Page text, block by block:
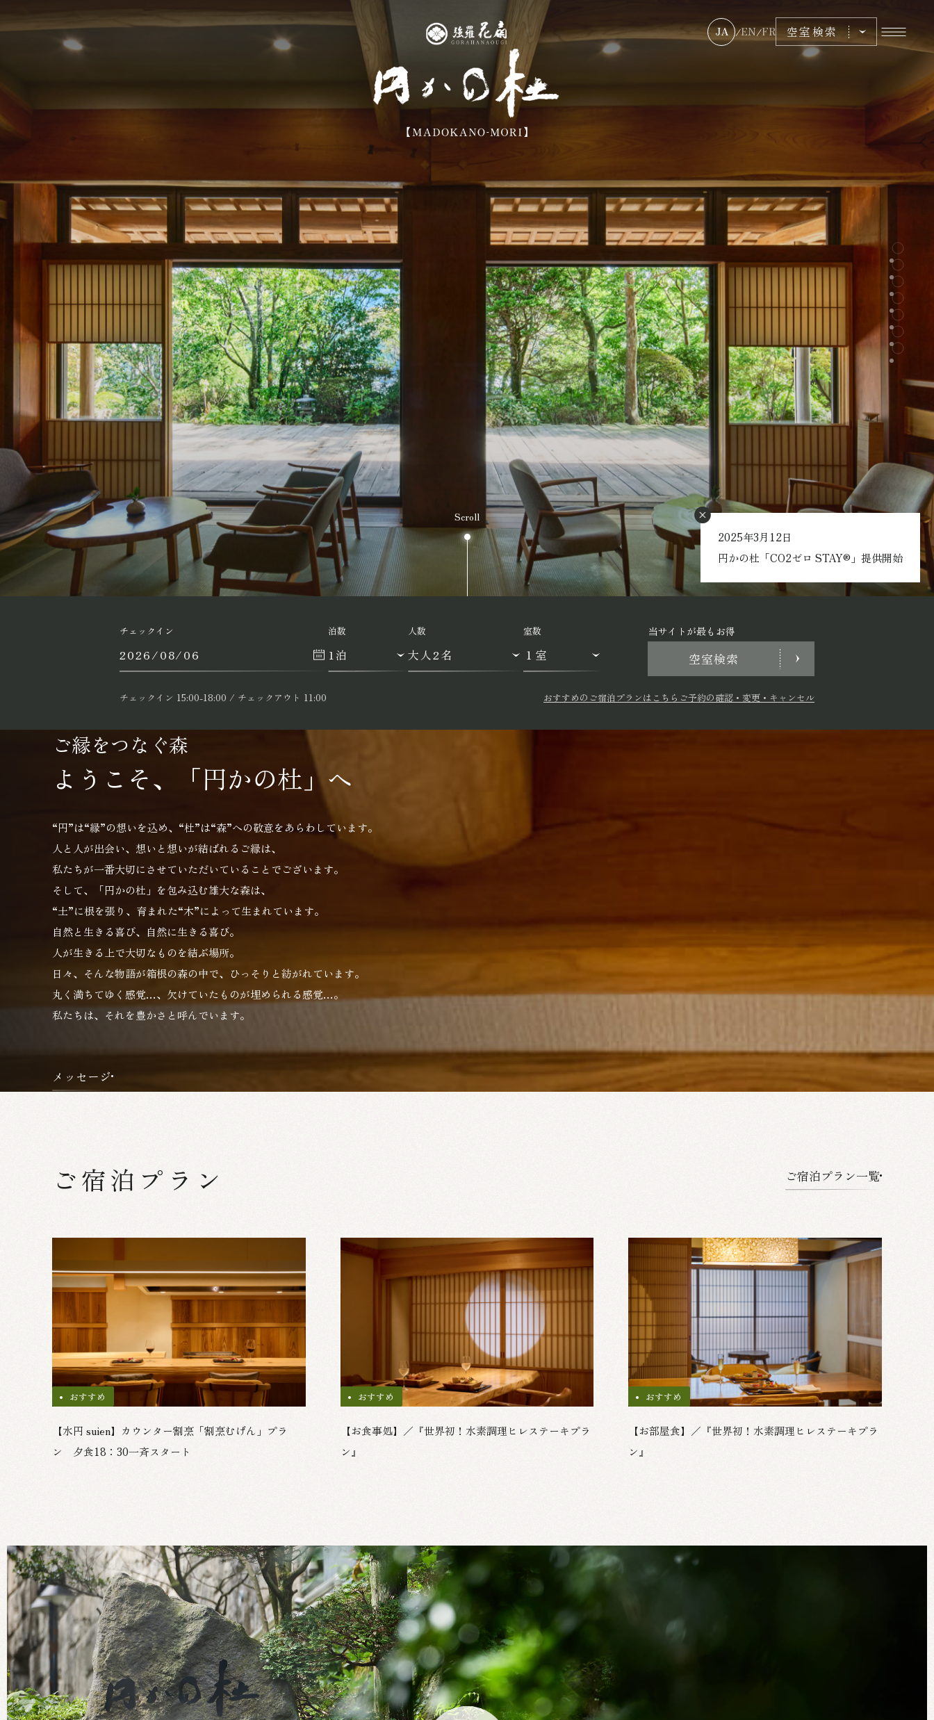
JA /EN/FR 空室検索
Scroll
2025年3月12日
円かの杜「CO2ゼロ STAY®」提供開始
チェックイン 泊数 人数 室数 当サイトが最もお得
空室検索
チェックイン 15:00-18:00 / チェックアウト 11:00 おすすめのご宿泊プランはこちら ご予約の確認・変更・キャンセル
ご縁をつなぐ森
ようこそ、 「円かの杜」へ
“円”は“縁”の想いを込め、“杜”は“森”への敬意をあらわしています。
人と人が出会い、想いと想いが結ばれるご縁は、
私たちが一番大切にさせていただいていることでございます。
そして、「円かの杜」を包み込む雄大な森は、
“土”に根を張り、育まれた“木”によって生まれています。
自然と生きる喜び、自然に生きる喜び。
人が生きる上で大切なものを結ぶ場所。
日々、そんな物語が箱根の森の中で、ひっそりと紡がれています。
丸く満ちてゆく感覚…、欠けていたものが埋められる感覚…。
私たちは、それを豊かさと呼んでいます。
メッセージ
ご宿泊プラン ご宿泊プラン一覧
おすすめ
【水円 suien】カウンター割烹「割烹むげん」プラ
ン 夕食18：30一斉スタート
おすすめ
【お食事処】／『世界初！水素調理ヒレステーキプラ
ン』
おすすめ
【お部屋食】／『世界初！水素調理ヒレステーキプラ
ン』